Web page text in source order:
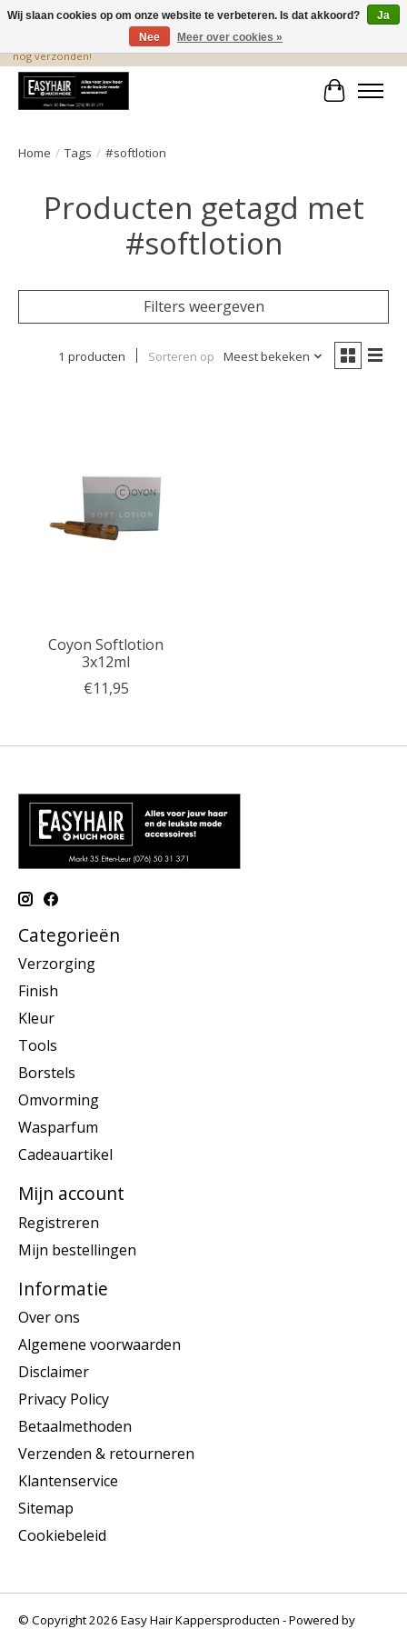
De beste produkten staan hier! Voor 15.00 uur besteld, wordt dezelfde dag
nog verzonden!
Home / Tags / #softlotion
Producten getagd met
#softlotion
Filters weergeven
1 producten Sorteren op Meest bekeken
Coyon Softlotion
3x12ml
€11,95
Categorieën
Verzorging
Finish
Kleur
Tools
Borstels
Omvorming
Wasparfum
Cadeauartikel
Mijn account
Registreren
Mijn bestellingen
Informatie
Over ons
Algemene voorwaarden
Disclaimer
Privacy Policy
Betaalmethoden
Verzenden & retourneren
Klantenservice
Sitemap
Cookiebeleid
© Copyright 2026 Easy Hair Kappersproducten - Powered by
Wij slaan cookies op om onze website te verbeteren. Is dat akkoord?
Ja
Nee
Meer over cookies »